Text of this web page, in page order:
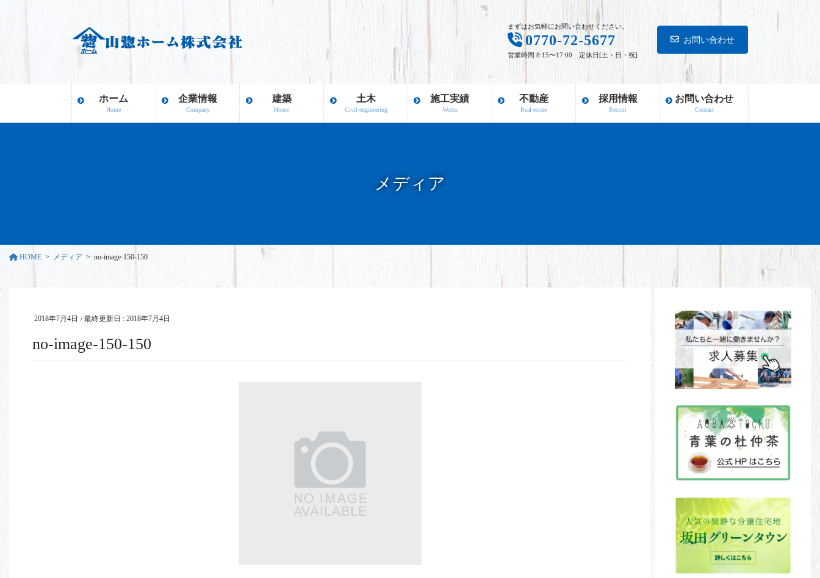
移
まずはお気軽にお問い合わせください。
0770-72-5677
営業時間 8:15〜17:00 定休日[土・日・祝]
お問い合わせ
ホーム
Home
企業情報
Company
建築
House
土木
Civil-engineering
施工実績
Works
不動産
Real-estate
採用情報
Recruit
お問い合わせ
Contact
メディア
HOME メディア no-image-150-150
2018年7月4日 / 最終更新日 :2018年7月4日
no-image-150-150